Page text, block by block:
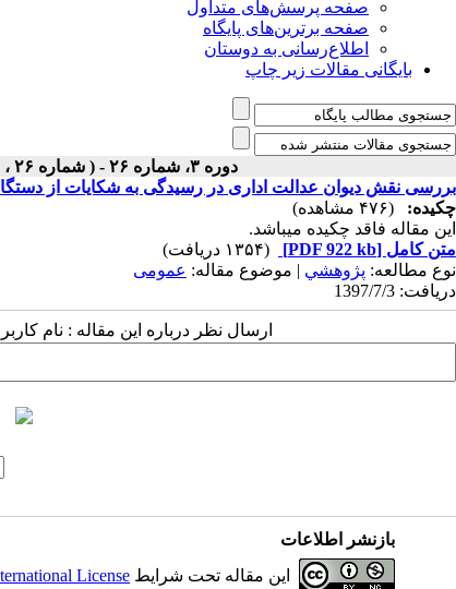
صفحه پرسش‌های متداول
صفحه برترین‌های پایگاه
اطلاع‌رسانی به دوستان
بایگانی مقالات زیر چاپ
دوره ۳، شماره ۲۶ - ( شماره ۲۶ ، دوره دوم ، سال سوم ، پاییز ۱۳۹۷ ۱۳۹۷ )
بررسی نقش دیوان عدالت اداری در رسیدگی به شکایات از
چکیده:
(۴۷۶ مشاهده)
این مقاله فاقد چکیده می​باشد.
متن کامل [PDF 922 kb]
(۱۳۵۴ دریافت)
نوع مطالعه: پژوهشي | موضوع مقاله: عمومى
دریافت: 1397/7/3
ارسال نظر درباره این مقاله : نام
بازنشر اطلاعات
این مقاله تحت شرایط License